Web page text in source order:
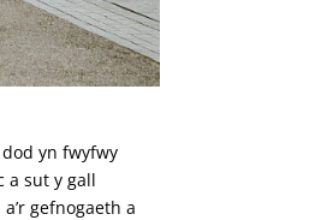
yn fwyfwy
a sut y gall
gefnogaeth a